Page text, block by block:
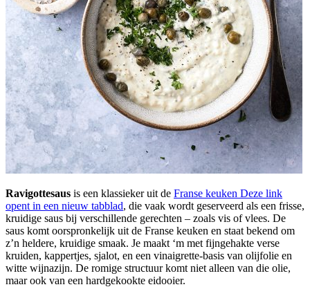
Ravigottesaus is een klassieker uit de Franse keuken Deze link
opent in een nieuw tabblad, die vaak wordt geserveerd als een frisse,
kruidige saus bij verschillende gerechten – zoals vis of vlees. De
saus komt oorspronkelijk uit de Franse keuken en staat bekend om
z’n heldere, kruidige smaak. Je maakt ‘m met fijngehakte verse
kruiden, kappertjes, sjalot, en een vinaigrette-basis van olijfolie en
witte wijnazijn. De romige structuur komt niet alleen van die olie,
maar ook van een hardgekookte eidooier.